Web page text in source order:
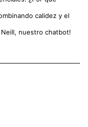
calidez y el
Neill, nuestro chatbot!